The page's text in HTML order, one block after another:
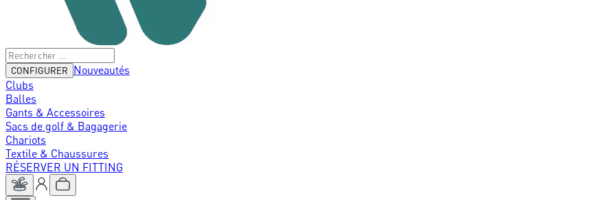
CONFIGURER
Nouveautés
Clubs
Balles
Gants & Accessoires
Sacs de golf & Bagagerie
Chariots
Textile & Chaussures
RÉSERVER UN FITTING